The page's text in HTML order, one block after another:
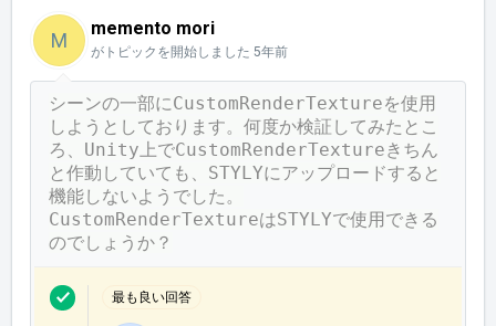
M
memento mori
がトピックを開始しました 5年前
シーンの一部にCustomRenderTextureを使用
しようとしております。何度か検証してみたとこ
ろ、Unity上でCustomRenderTextureきちん
と作動していても、 STYLYにアップロードすると
機能しないようでした。
CustomRenderTextureはSTYLYで使用できる
のでしょうか？
最も良い回答